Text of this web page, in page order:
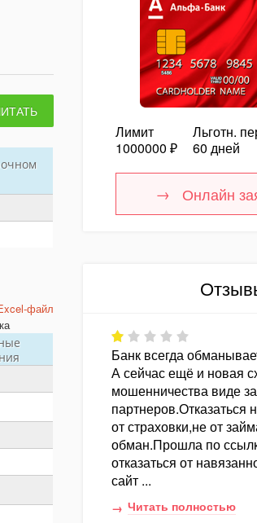
файл
Лимит
1000000 ₽
Льготн.
60 дней
Онлайн
Банк всегда
А сейчас ещё и новая
мошенничества виде
партнеров.Отказаться
от страховки,не от
обман.Прошла по
отказаться от
сайт ...
Читать полностью